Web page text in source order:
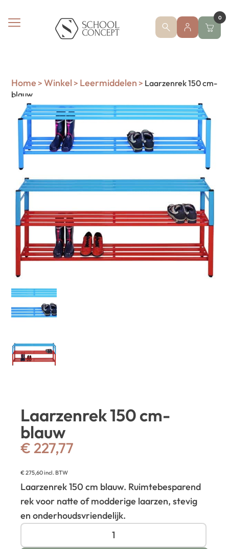
0
Home > Winkel > Leermiddelen > Laarzenrek 150 cm-
blauw
Laarzenrek 150 cm-
blauw
€ 227,77
€275,60incl. BTW
Laarzenrek 150 cm blauw. Ruimtebesparend
rek voor natte of modderige laarzen, stevig
en onderhoudsvriendelijk.